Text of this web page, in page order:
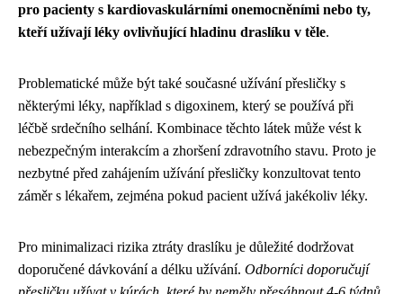
pro pacienty s kardiovaskulárními onemocněními nebo ty,
kteří užívají léky ovlivňující hladinu draslíku v těle.
Problematické může být také současné užívání přesličky s
některými léky, například s digoxinem, který se používá při
léčbě srdečního selhání. Kombinace těchto látek může vést k
nebezpečným interakcím a zhoršení zdravotního stavu. Proto je
nezbytné před zahájením užívání přesličky konzultovat tento
záměr s lékařem, zejména pokud pacient užívá jakékoliv léky.
Pro minimalizaci rizika ztráty draslíku je důležité dodržovat
doporučené dávkování a délku užívání. Odborníci doporučují